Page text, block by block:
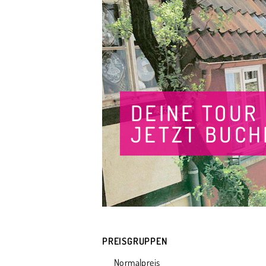
DEINE TOUR
JETZT
PREISGRUPPEN
Normalpreis